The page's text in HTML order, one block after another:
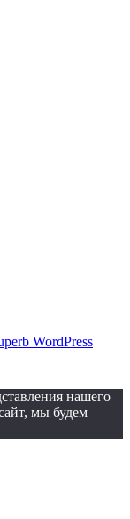
WordPress
нашего
мы будем